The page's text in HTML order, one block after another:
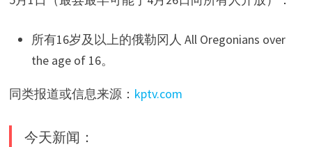
所有16岁及以上的俄勒冈人 All Oregonians over
the age of 16。
同类报道或信息来源： kptv.com
今天新闻：